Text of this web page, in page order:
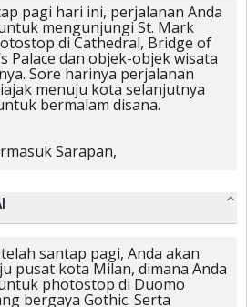
pagi hari ini, perjalanan Anda
mengunjungi St. Mark
di Cathedral, Bridge of
Palace dan objek-objek wisata
Sore harinya perjalanan
menuju kota selanjutnya
bermalam disana.
Sarapan,
santap pagi, Anda akan
pusat kota Milan, dimana Anda
photostop di Duomo
bergaya Gothic. Serta